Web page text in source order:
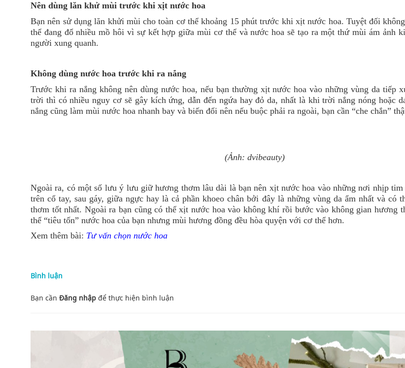
Nên dùng lăn khử mùi trước khi xịt nước hoa
Bạn nên sử dụng lăn khửi mùi cho toàn cơ thể khoảng 15 phút trước khi xịt nước hoa. Tuyệt đối
thể đang đổ nhiều mồ hôi vì sự kết hợp giữa mùi cơ thể và nước hoa sẽ tạo ra một thứ mùi ám ảnh
người xung quanh.
Không dùng nước hoa trước khi ra nắng
Trước khi ra nắng không nên dùng nước hoa, nếu bạn thường xịt nước hoa vào những vùng da tiếp
trời thì có nhiều nguy cơ sẽ gây kích ứng, dẫn đến ngứa hay đỏ da, nhất là khi trời nắng nóng hoặc
nắng cũng làm mùi nước hoa nhanh bay và biến đổi nên nếu buộc phải ra ngoài, bạn cần “che chắn”
(Ảnh: dvibeauty)
Ngoài ra, có một số lưu ý lưu giữ hương thơm lâu dài là bạn nên xịt nước hoa vào những nơi nhịp
trên cổ tay, sau gáy, giữa ngực hay là cả phần khoeo chân bởi đây là những vùng da ẩm nhất và có
thơm tốt nhất. Ngoài ra bạn cũng có thể xịt nước hoa vào không khí rồi bước vào không gian hương
thể “tiêu tốn” nước hoa của bạn nhưng mùi hương đồng đều hòa quyện với cơ thể hơn.
Xem thêm bài: Tư vấn chọn nước hoa
Bình luận
Bạn cần Đăng nhập để thực hiện bình luận